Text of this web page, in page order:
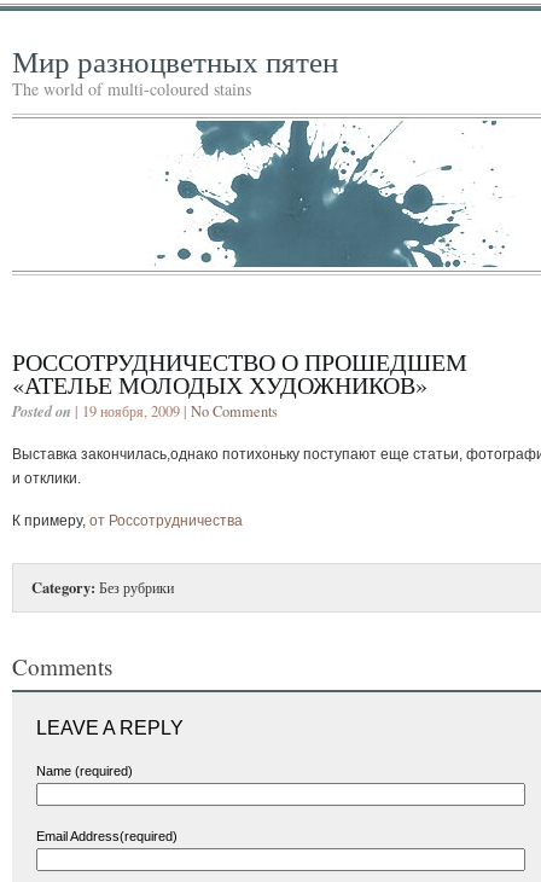
Мир разноцветных пятен
The world of multi-coloured stains
РОССОТРУДНИЧЕСТВО О ПРОШЕДШЕМ
«АТЕЛЬЕ МОЛОДЫХ ХУДОЖНИКОВ»
Posted on | 19 ноября, 2009 | No Comments
Выставка закончилась,однако потихоньку поступают еще статьи,
и отклики.
К примеру, от Россотрудничества
Category: Без рубрики
Comments
LEAVE A REPLY
Name (required)
Email Address(required)